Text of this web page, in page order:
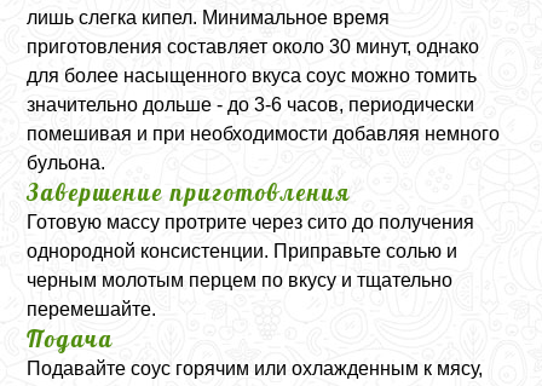
лишь слегка кипел. Минимальное время
приготовления составляет около 30 минут, однако
для более насыщенного вкуса соус можно томить
значительно дольше - до 3-6 часов, периодически
помешивая и при необходимости добавляя немного
бульона.
Завершение приготовления
Готовую массу протрите через сито до получения
однородной консистенции. Приправьте солью и
черным молотым перцем по вкусу и тщательно
перемешайте.
Подача
Подавайте соус горячим или охлажденным к мясу,